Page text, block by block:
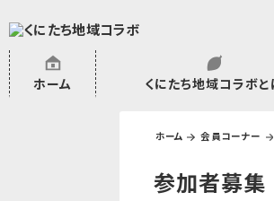
ホーム くにたち地域コラボと
ホーム 会員コーナー
参加者募集